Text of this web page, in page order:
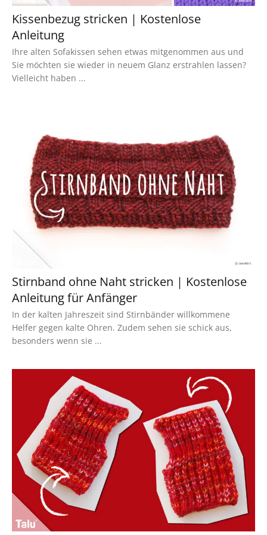
Kissenbezug stricken | Kostenlose
Anleitung
Ihre alten Sofakissen sehen etwas mitgenommen aus und
Sie möchten sie wieder in neuem Glanz erstrahlen lassen?
Vielleicht haben ...
Stirnband ohne Naht stricken | Kostenlose
Anleitung für Anfänger
In der kalten Jahreszeit sind Stirnbänder willkommene
Helfer gegen kalte Ohren. Zudem sehen sie schick aus,
besonders wenn sie ...